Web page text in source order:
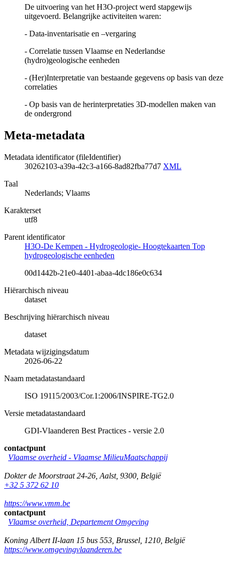
De uitvoering van het H3O-project werd stapgewijs
uitgevoerd. Belangrijke activiteiten waren:
- Data-inventarisatie en –vergaring
- Correlatie tussen Vlaamse en Nederlandse
(hydro)geologische eenheden
- (Her)Interpretatie van bestaande gegevens op basis van deze
correlaties
- Op basis van de herinterpretaties 3D-modellen maken van
de ondergrond
Meta-metadata
Metadata identificator (fileIdentifier)
30262103-a39a-42c3-a166-8ad82fba77d7 XML
Taal
Nederlands; Vlaams
Karakterset
utf8
Parent identificator
H3O-De Kempen - Hydrogeologie- Hoogtekaarten Top
hydrogeologische eenheden
00d1442b-21e0-4401-abaa-4dc186e0c634
Hiërarchisch niveau
dataset
Beschrijving hiërarchisch niveau
dataset
Metadata wijzigingsdatum
2026-06-22
Naam metadatastandaard
ISO 19115/2003/Cor.1:2006/INSPIRE-TG2.0
Versie metadatastandaard
GDI-Vlaanderen Best Practices - versie 2.0
contactpunt
Vlaamse overheid - Vlaamse MilieuMaatschappij
Dokter de Moorstraat 24-26 Aalst, 9300 België
+32 5 372 62 10
https://www.vmm.be
contactpunt
Vlaamse overheid, Departement Omgeving
Koning Albert II-laan 15 bus 553 Brussel 1210 België
https://www.omgevingvlaanderen.be